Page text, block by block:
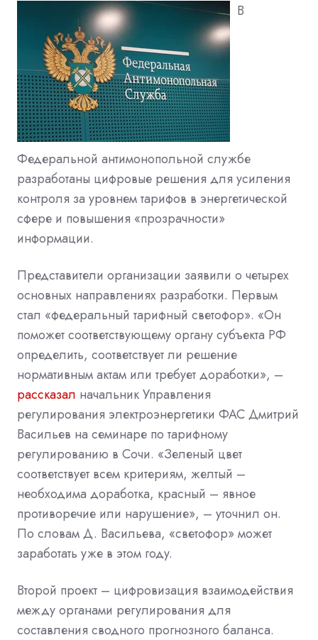
В
Федеральной антимонопольной службе
разработаны цифровые решения для усиления
контроля за уровнем тарифов в энергетической
сфере и повышения «прозрачности»
информации.
Представители организации заявили о четырех
основных направлениях разработки. Первым
стал «федеральный тарифный светофор». «Он
поможет соответствующему органу субъекта РФ
определить, соответствует ли решение
нормативным актам или требует доработки», –
рассказал начальник Управления
регулирования электроэнергетики ФАС Дмитрий
Васильев на семинаре по тарифному
регулированию в Сочи. «Зеленый цвет
соответствует всем критериям, желтый –
необходима доработка, красный – явное
противоречие или нарушение», – уточнил он.
По словам Д. Васильева, «светофор» может
заработать уже в этом году.
Второй проект – цифровизация взаимодействия
между органами регулирования для
составления сводного прогнозного баланса.